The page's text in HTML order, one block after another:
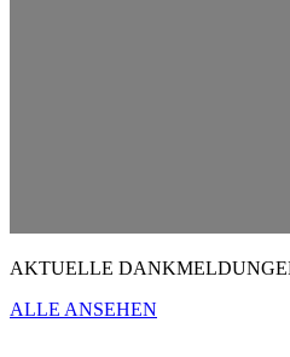
AKTUELLE
ALLE ANSEHEN